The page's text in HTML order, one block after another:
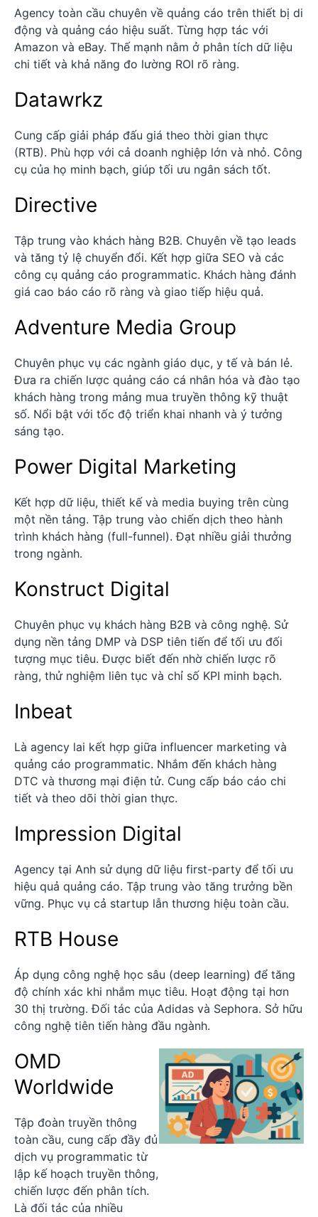
Agency toàn cầu chuyên về quảng cáo trên thiết bị di
động và quảng cáo hiệu suất. Từng hợp tác với
Amazon và eBay. Thế mạnh nằm ở phân tích dữ liệu
chi tiết và khả năng đo lường ROI rõ ràng.
Datawrkz
Cung cấp giải pháp đấu giá theo thời gian thực
(RTB). Phù hợp với cả doanh nghiệp lớn và nhỏ. Công
cụ của họ minh bạch, giúp tối ưu ngân sách tốt.
Directive
Tập trung vào khách hàng B2B. Chuyên về tạo leads
và tăng tỷ lệ chuyển đổi. Kết hợp giữa SEO và các
công cụ quảng cáo programmatic. Khách hàng đánh
giá cao báo cáo rõ ràng và giao tiếp hiệu quả.
Adventure Media Group
Chuyên phục vụ các ngành giáo dục, y tế và bán lẻ.
Đưa ra chiến lược quảng cáo cá nhân hóa và đào tạo
khách hàng trong mảng mua truyền thông kỹ thuật
số. Nổi bật với tốc độ triển khai nhanh và ý tưởng
sáng tạo.
Power Digital Marketing
Kết hợp dữ liệu, thiết kế và media buying trên cùng
một nền tảng. Tập trung vào chiến dịch theo hành
trình khách hàng (full-funnel). Đạt nhiều giải thưởng
trong ngành.
Konstruct Digital
Chuyên phục vụ khách hàng B2B và công nghệ. Sử
dụng nền tảng DMP và DSP tiên tiến để tối ưu đối
tượng mục tiêu. Được biết đến nhờ chiến lược rõ
ràng, thử nghiệm liên tục và chỉ số KPI minh bạch.
Inbeat
Là agency lai kết hợp giữa influencer marketing và
quảng cáo programmatic. Nhắm đến khách hàng
DTC và thương mại điện tử. Cung cấp báo cáo chi
tiết và theo dõi thời gian thực.
Impression Digital
Agency tại Anh sử dụng dữ liệu first-party để tối ưu
hiệu quả quảng cáo. Tập trung vào tăng trưởng bền
vững. Phục vụ cả startup lẫn thương hiệu toàn cầu.
RTB House
Áp dụng công nghệ học sâu (deep learning) để tăng
độ chính xác khi nhắm mục tiêu. Hoạt động tại hơn
30 thị trường. Đối tác của Adidas và Sephora. Sở hữu
công nghệ tiên tiến hàng đầu ngành.
OMD
Worldwide
Tập đoàn truyền thông
toàn cầu, cung cấp đầy đủ
dịch vụ programmatic từ
lập kế hoạch truyền thông,
chiến lược đến phân tích.
Là đối tác của nhiều